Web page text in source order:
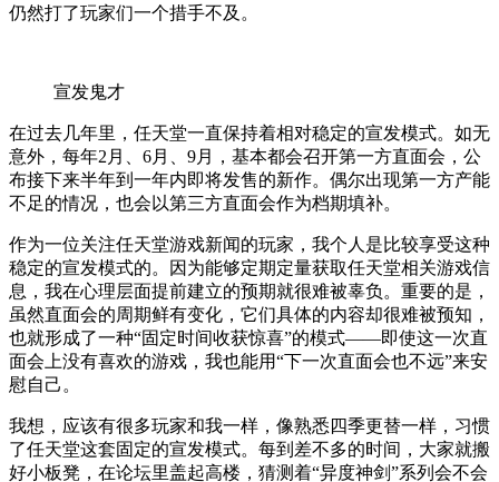
仍然打了玩家们一个措手不及。
宣发鬼才
在过去几年里，任天堂一直保持着相对稳定的宣发模式。如无
意外，每年2月、6月、9月，基本都会召开第一方直面会，公
布接下来半年到一年内即将发售的新作。偶尔出现第一方产能
不足的情况，也会以第三方直面会作为档期填补。
作为一位关注任天堂游戏新闻的玩家，我个人是比较享受这种
稳定的宣发模式的。因为能够定期定量获取任天堂相关游戏信
息，我在心理层面提前建立的预期就很难被辜负。重要的是，
虽然直面会的周期鲜有变化，它们具体的内容却很难被预知，
也就形成了一种“固定时间收获惊喜”的模式——即使这一次直
面会上没有喜欢的游戏，我也能用“下一次直面会也不远”来安
慰自己。
我想，应该有很多玩家和我一样，像熟悉四季更替一样，习惯
了任天堂这套固定的宣发模式。每到差不多的时间，大家就搬
好小板凳，在论坛里盖起高楼，猜测着“异度神剑”系列会不会